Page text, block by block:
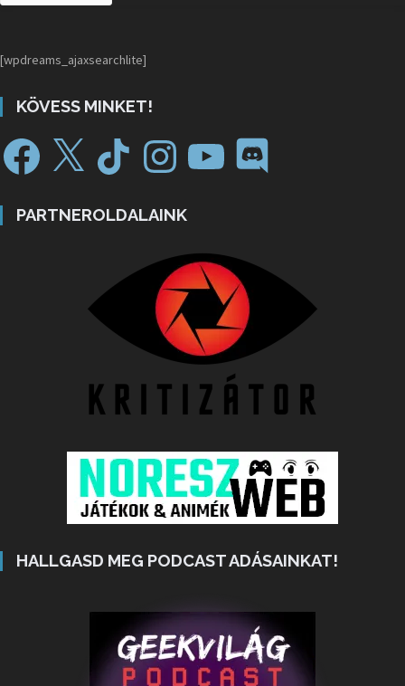
[wpdreams_ajaxsearchlite]
KÖVESS MINKET!
PARTNEROLDALAINK
HALLGASD MEG PODCAST ADÁSAINKAT!